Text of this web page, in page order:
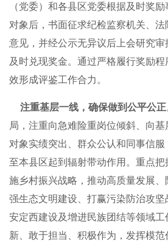
（党委）和各县区党委根据及时奖
对象后，书面征求纪检监察机关、
意见，并经公示无异议后上会研究
及时兑现奖金。通过严格履行奖励
效形成评鉴工作合力。
注重基层一线，确保做到公平公正
局，注重向急难险重岗位倾斜、向
对象实绩突出、群众公认和同事信
至本县区起到辐射带动作用。重点
施乡村振兴战略，推动高质量发展
强生态文明建设、打赢污染防治攻
安定西建设及增进民族团结等领域工
新、敢于担当、积极作为，发挥模